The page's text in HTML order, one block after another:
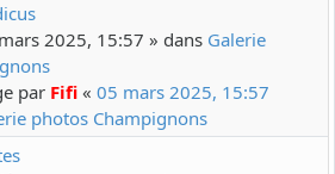
2025, 15:57 » dans Galerie
par Fifi « 05 mars 2025, 15:57
photos Champignons